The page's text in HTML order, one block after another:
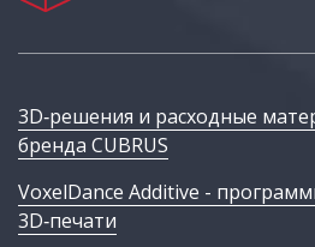
3D‑решения и расходные
бренда CUBRUS
VoxelDance Additive -
3D‑печати